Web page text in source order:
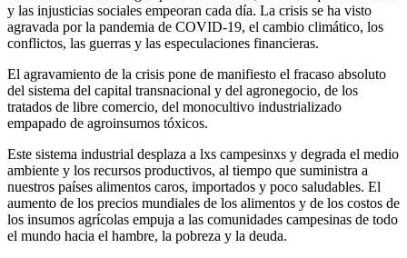
y las injusticias sociales empeoran cada día. La crisis se ha visto
agravada por la pandemia de COVID-19, el cambio climático, los
conflictos, las guerras y las especulaciones financieras.
El agravamiento de la crisis pone de manifiesto el fracaso absoluto
del sistema del capital transnacional y del agronegocio, de los
tratados de libre comercio, del monocultivo industrializado
empapado de agroinsumos tóxicos.
Este sistema industrial desplaza a lxs campesinxs y degrada el medio
ambiente y los recursos productivos, al tiempo que suministra a
nuestros países alimentos caros, importados y poco saludables. El
aumento de los precios mundiales de los alimentos y de los costos de
los insumos agrícolas empuja a las comunidades campesinas de todo
el mundo hacia el hambre, la pobreza y la deuda.